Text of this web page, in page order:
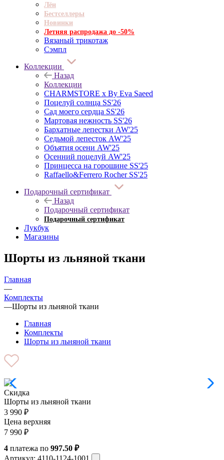
Лён
Бестселлеры
Новинки
Летняя распродажа до -50%
Вязаный трикотаж
Сэмпл
Коллекции
Назад
Коллекции
CHARMSTORE х By Eva Saeed
Поцелуй солнца SS'26
Сад моего сердца SS'26
Мартовая нежность SS'26
Бархатные лепестки AW'25
Седьмой лепесток AW'25
Объятия осени AW'25
Осенний поцелуй AW'25
Принцесса на горошине SS'25
Raffaello&Ferrero Rocher SS'25
Подарочный сертификат
Назад
Подарочный сертификат
Подарочный сертификат
Лукбук
Магазины
Шорты из льняной ткани
Главная
—
Комплекты
—Шорты из льняной ткани
Главная
Комплекты
Шорты из льняной ткани
Скидка
Шорты из льняной ткани
3 990 ₽
Цена верхняя
7 990 ₽
4 платежа по 997.50 ₽
Артикул: 4110-1124-1001